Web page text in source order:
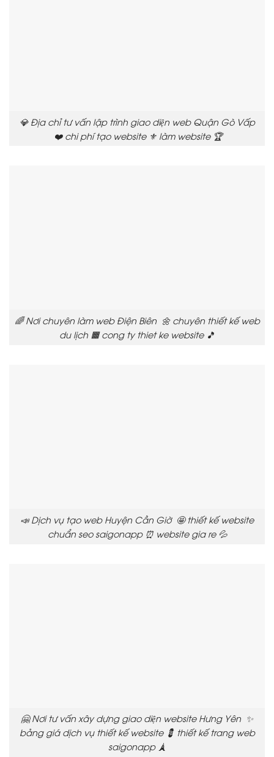
💎 Địa chỉ tư vấn lập trình giao diện web Quận Gò Vấp
❤️ chi phí tạo website ⚜️ làm website 🏆
🌈 Nơi chuyên làm web Điện Biên 🌼 chuyên thiết kế web
du lịch 🟧 cong ty thiet ke website 🎵
📣 Dịch vụ tạo web Huyện Cần Giờ 🤩 thiết kế website
chuẩn seo saigonapp ⏰ website gia re 💦
🤗 Nơi tư vấn xây dựng giao diện website Hưng Yên ✨
bảng giá dịch vụ thiết kế website 💈 thiết kế trang web
saigonapp 🗼